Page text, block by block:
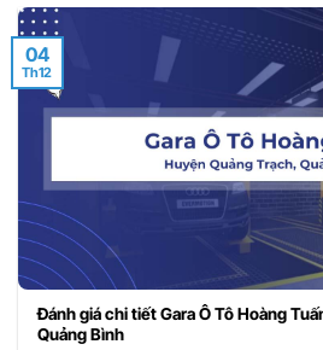
Đánh giá chi tiết Gara Ô Tô Hoàng
Quảng Bình
04
Th12